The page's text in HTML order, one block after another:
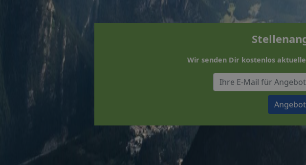
Wir senden Dir kostenlos